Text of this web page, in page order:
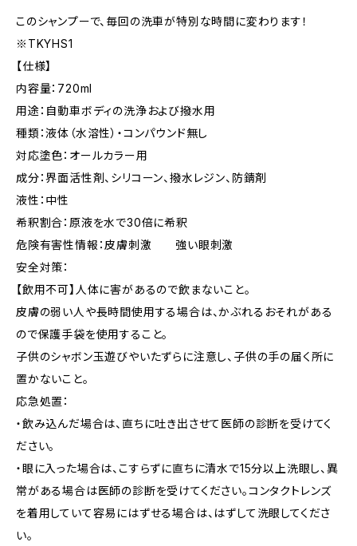
このシャンプーで、毎回の洗車が特別な時間に変わります！
※TKYHS1
【仕様】
内容量：720ml
用途：自動車ボディの洗浄および撥水用
種類：液体（水溶性）・コンパウンド無し
対応塗色：オールカラー用
成分：界面活性剤、シリコーン、撥水レジン、防錆剤
液性：中性
希釈割合：原液を水で30倍に希釈
危険有害性情報：皮膚刺激 強い眼刺激
安全対策：
【飲用不可】人体に害があるので飲まないこと。
皮膚の弱い人や長時間使用する場合は、かぶれるおそれがある
ので保護手袋を使用すること。
子供のシャボン玉遊びやいたずらに注意し、子供の手の届く所に
置かないこと。
応急処置：
・飲み込んだ場合は、直ちに吐き出させて医師の診断を受けてく
ださい。
・眼に入った場合は、こすらずに直ちに清水で15分以上洗眼し、異
常がある場合は医師の診断を受けてください。コンタクトレンズ
を着用していて容易にはずせる場合は、はずして洗眼してくださ
い。